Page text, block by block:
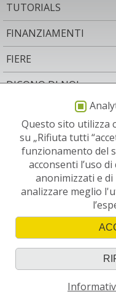
TUTORIALS
FINANZIAMENTI
FIERE
DICONO DI NOI
CONTATTO
NEWSLETTER
SITI RELEVANTI:
© 2011-2026 Snitec srl -
sono soggetti a
Questo sito utilizza
su „Rifiuta tutti
funzionamento del
acconsenti l’uso
anonimizzati e
analizzare meglio